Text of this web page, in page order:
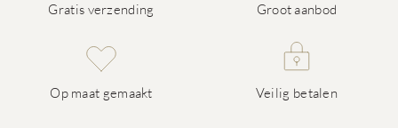
Gratis verzending Groot aanbod
Op maat gemaakt Veilig betalen